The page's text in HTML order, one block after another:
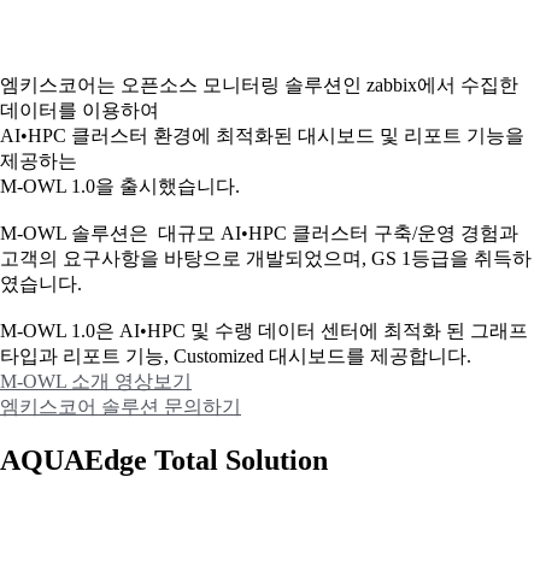
엠키스코어는 오픈소스 모니터링 솔루션인 zabbix에서 수집한
데이터를 이용하여
AI•HPC 클러스터 환경에 최적화된 대시보드 및 리포트 기능을
제공하는
M-OWL 1.0을 출시했습니다.
M-OWL 솔루션은 대규모 AI•HPC 클러스터 구축/운영 경험과
고객의 요구사항을 바탕으로 개발되었으며, GS 1등급을 취득하
였습니다.
M-OWL 1.0은 AI•HPC 및 수랭 데이터 센터에 최적화 된 그래프
타입과 리포트 기능, Customized 대시보드를 제공합니다.
M-OWL 소개 영상보기
엠키스코어 솔루션 문의하기
AQUAEdge Total Solution